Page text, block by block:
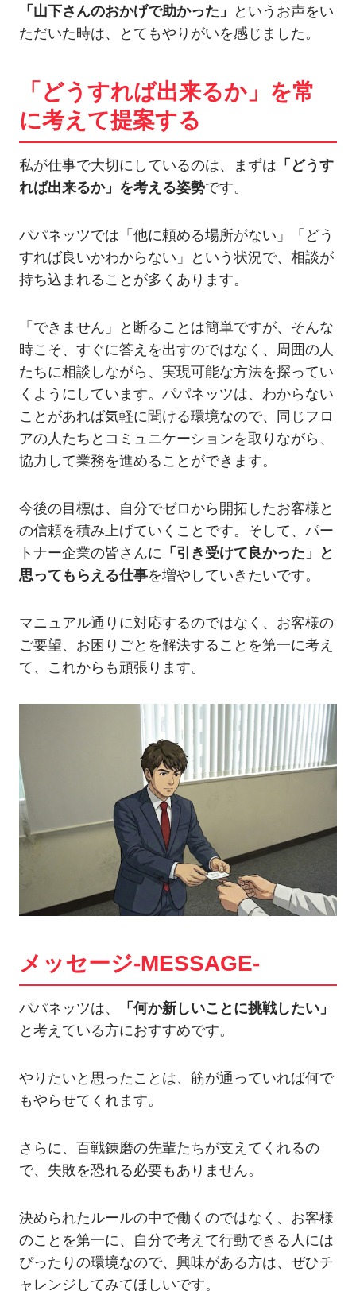
「山下さんのおかげで助かった」
というお声をい
ただいた時は、とてもやりがいを感じました。
「どうすれば出来るか」を常
に考えて提案する
私が仕事で大切にしているのは、まずは 「どうす
れば出来るか」を考える姿勢です。
パパネッツでは「他に頼める場所がない」「どう
すれば良いかわからない」という状況で、相談が
持ち込まれることが多くあります。
「できません」と断ることは簡単ですが、そんな
時こそ、すぐに答えを出すのではなく、周囲の人
たちに相談しながら、実現可能な方法を探ってい
くようにしています。パパネッツは、わからない
ことがあれば気軽に聞ける環境なので、同じフロ
アの人たちとコミュニケーションを取りながら、
協力して業務を進めることができます。
今後の目標は、自分でゼロから開拓したお客様と
の信頼を積み上げていくことです。そして、パー
トナー企業の皆さんに 「引き受けて良かった」と
思ってもらえる仕事を増やしていきたいです。
マニュアル通りに対応するのではなく、お客様の
ご要望、お困りごとを解決することを第一に考え
て、これからも頑張ります。
メッセージ-MESSAGE-
パパネッツは、
「何か新しいことに挑戦したい」
と考えている方におすすめです。
やりたいと思ったことは、筋が通っていれば何で
もやらせてくれます。
さらに、百戦錬磨の先輩たちが支えてくれるの
で、失敗を恐れる必要もありません。
決められたルールの中で働くのではなく、お客様
のことを第一に、自分で考えて行動できる人には
ぴったりの環境なので、興味がある方は、ぜひチ
ャレンジしてみてほしいです。